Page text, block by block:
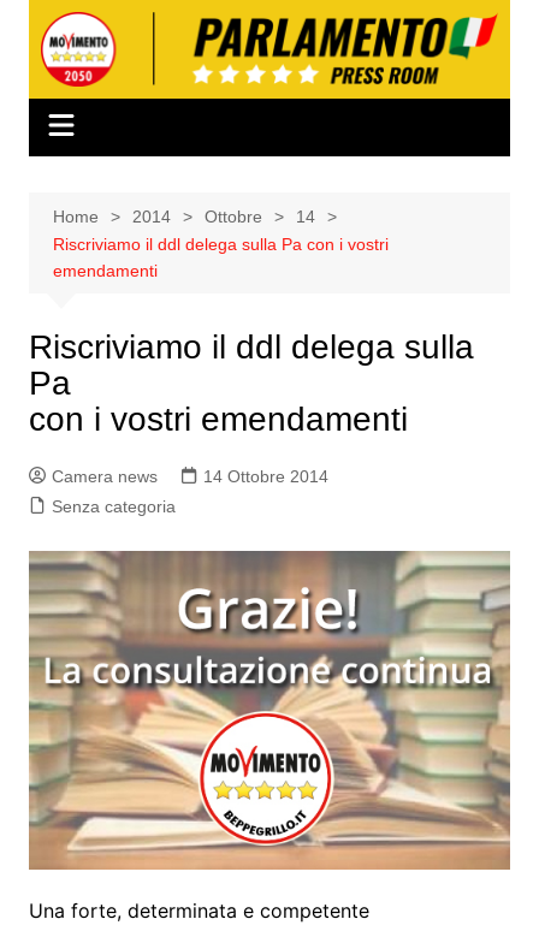
contenuto
Home 2014 Ottobre
14
Riscriviamo il ddl delega sulla Pa con i vostri
emendamenti
Riscriviamo il ddl delega sulla
Pa
con i vostri emendamenti
Camera news
14 Ottobre 2014
Senza categoria
Una forte, determinata e competente